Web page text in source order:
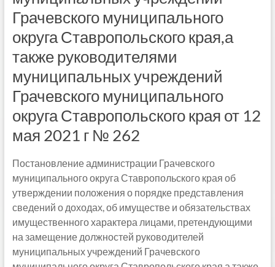
Грачевского муниципального
округа Ставропольского края,а
также руководителями
муниципальных учреждений
Грачевского муниципального
округа Ставропольского края от 12
мая 2021 г № 262
Постановление администрации Грачевского
муниципального округа Ставропольского края об
утверждении положения о порядке представления
сведений о доходах, об имуществе и обязательствах
имущественного характера лицами, претендующими
на замещение должностей руководителей
муниципальных учреждений Грачевского